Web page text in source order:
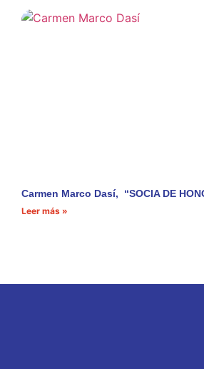
Carmen Marco Dasí, “SOCIA DE
Leer más »